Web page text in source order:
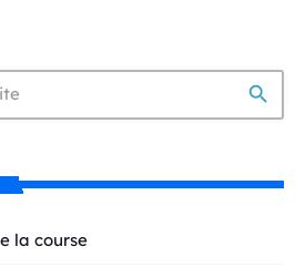
search
la course